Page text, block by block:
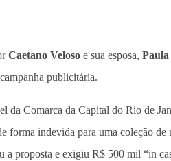
Caetano Veloso e sua esposa,
publicitária.
da Comarca da Capital do Rio de
forma indevida para uma coleção
a proposta e exigiu R$ 500 mil “in